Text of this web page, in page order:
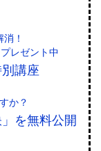
！
レゼント中
講座
か？
を無料公開